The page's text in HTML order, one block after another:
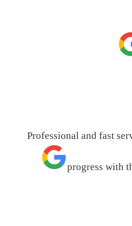
Professional and fast
progress with